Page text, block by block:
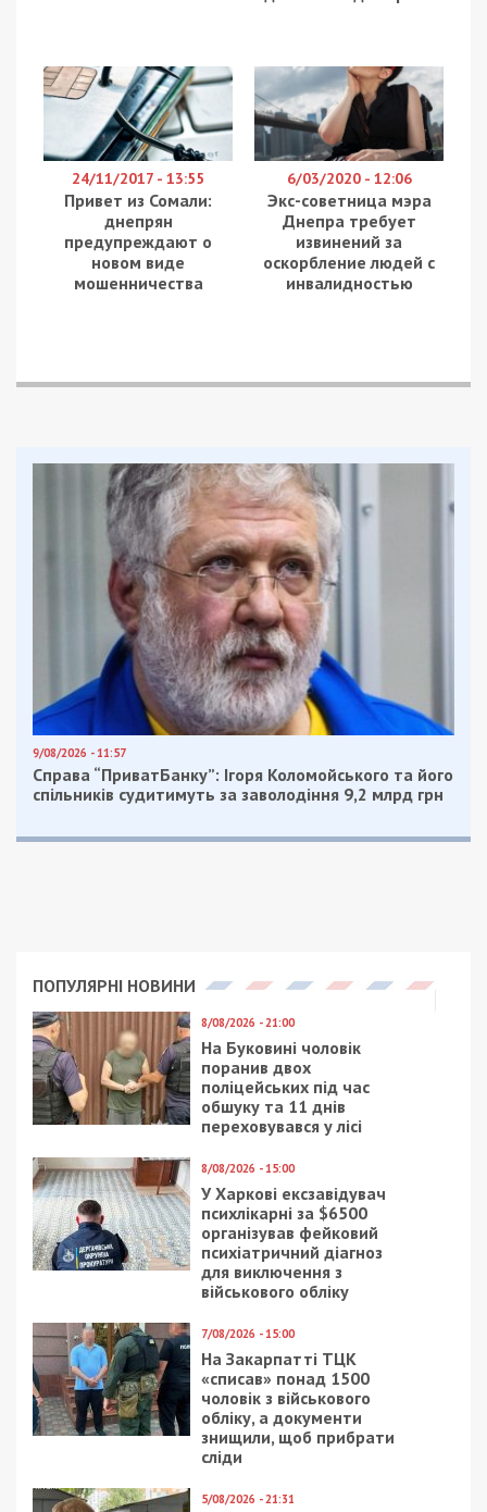
24/11/2017 - 13:55
Привет из Сомали:
днепрян
предупреждают о
новом виде
мошенничества
6/03/2020 - 12:06
Экс-советница мэра
Днепра требует
извинений за
оскорбление людей с
инвалидностью
9/08/2026 - 11:57
Справа “ПриватБанку”: Ігоря Коломойського та його
спільників судитимуть за заволодіння 9,2 млрд грн
ПОПУЛЯРНІ НОВИНИ
8/08/2026 - 21:00
На Буковині чоловік
поранив двох
поліцейських під час
обшуку та 11 днів
переховувався у лісі
8/08/2026 - 15:00
У Харкові ексзавідувач
психлікарні за $6500
організував фейковий
психіатричний діагноз
для виключення з
військового обліку
7/08/2026 - 15:00
На Закарпатті ТЦК
«списав» понад 1500
чоловік з військового
обліку, а документи
знищили, щоб прибрати
сліди
5/08/2026 - 21:31